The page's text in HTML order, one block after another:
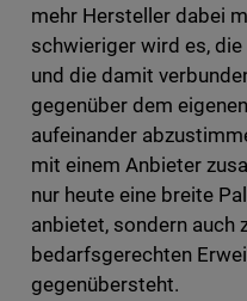
mehr Hersteller dabei
schwieriger wird es,
und die damit
gegenüber dem
aufeinander
mit einem Anbieter
nur heute eine breite
anbietet, sondern auch
bedarfsgerechten
gegenübersteht.